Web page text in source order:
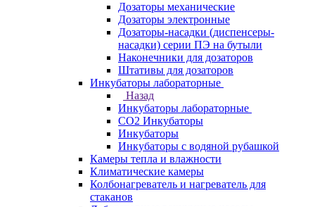
Дозаторы механические
Дозаторы электронные
Дозаторы-насадки (диспенсеры-
насадки) серии ПЭ на бутыли
Наконечники для дозаторов
Штативы для дозаторов
Инкубаторы лабораторные
Назад
Инкубаторы лабораторные
CO2 Инкубаторы
Инкубаторы
Инкубаторы с водяной рубашкой
Камеры тепла и влажности
Климатические камеры
Колбонагреватель и нагреватель для
стаканов